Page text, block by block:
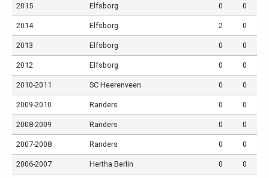
2015 Elfsborg 0 0
2014 Elfsborg 2 0
2013 Elfsborg 0 0
2012 Elfsborg 0 0
2010-2011 SC Heerenveen 0 0
2009-2010 Randers 0 0
2008-2009 Randers 0 0
2007-2008 Randers 0 0
2006-2007 Hertha Berlin 0 0